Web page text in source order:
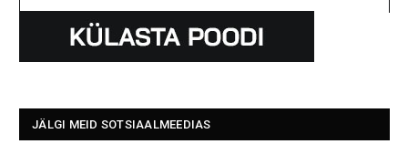
JÄLGI MEID SOTSIAALMEEDIAS